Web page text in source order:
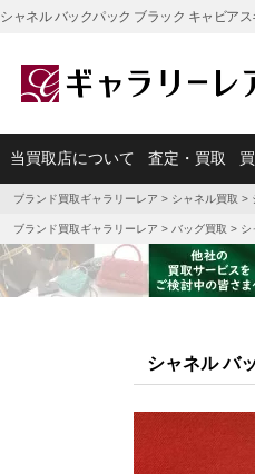
シャネル バックパック ブラック キャビア
当買取店について 査定・買取
ブランド買取ギャラリーレア > シャネル買取 >
ブランド買取ギャラリーレア > バッグ買取 > シ
シャネル バ